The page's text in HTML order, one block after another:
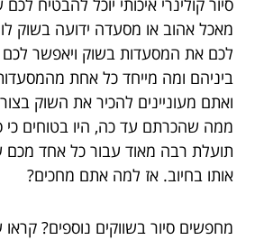
סיור קולינרי איכותי יוכל להבטיח
מאכל אהוב או מסעדה ידועה בשוק
לכם את המסעדות בשוק ויאפשר
ביניהם ומה מייחד כל אחת
ואתם מעוניינים להכיר את השוק
ממה שהכרתם עד כה, היו בטוחים כי
תועלת רבה מאוד עבור כל אחד מכם
אותו בחיוב. אז למה אתם מחכים?
מחפשים סיור בשווקים נוספים?